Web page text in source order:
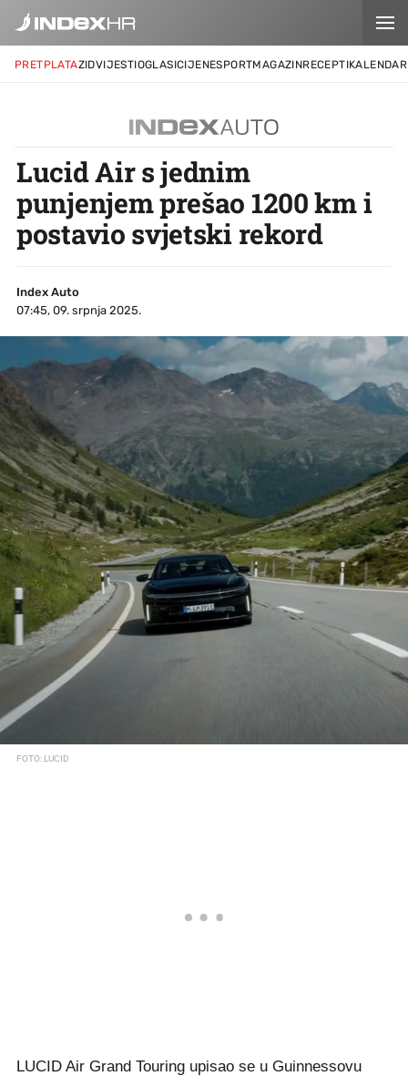
PRETPLATAZIDVIJESTIOGLASICIJENESPORTMAGAZINRECEPTIKALENDAR
Lucid Air s jednim
punjenjem prešao 1200 km i
postavio svjetski rekord
Index Auto
07:45, 09. srpnja 2025.
FOTO: LUCID
LUCID Air Grand Touring upisao se u Guinnessovu